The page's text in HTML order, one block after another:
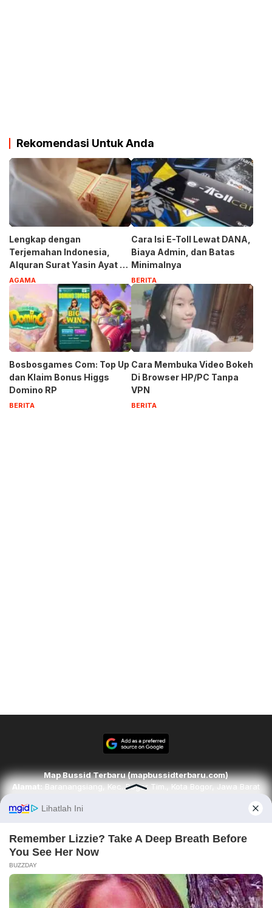
Rekomendasi Untuk Anda
Lengkap dengan
Terjemahan Indonesia,
Alquran Surat Yasin Ayat 1-
83
AGAMA
Cara Isi E-Toll Lewat DANA,
Biaya Admin, dan Batas
Minimalnya
BERITA
Bosbosgames Com: Top Up
dan Klaim Bonus Higgs
Domino RP
BERITA
Cara Membuka Video Bokeh
Di Browser HP/PC Tanpa
VPN
BERITA
Map Bussid Terbaru (mapbussidterbaru.com)
Alamat: Baranangsiang, Kec. Bogor Tim., Kota Bogor, Jawa Barat
Email:
Ikuti kami di
Tim Redaksi Kode Etik Pedoman Media Siber
Karir
Disclaimer
Contact About